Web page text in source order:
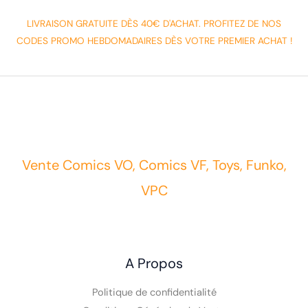
LIVRAISON GRATUITE DÈS 40€ D'ACHAT. PROFITEZ DE NOS
CODES PROMO HEBDOMADAIRES DÈS VOTRE PREMIER ACHAT !
Vente Comics VO, Comics VF, Toys, Funko,
VPC
A Propos
Politique de confidentialité